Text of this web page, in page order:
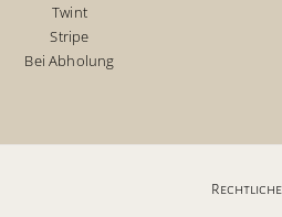
Twint
Stripe
Bei Abholung